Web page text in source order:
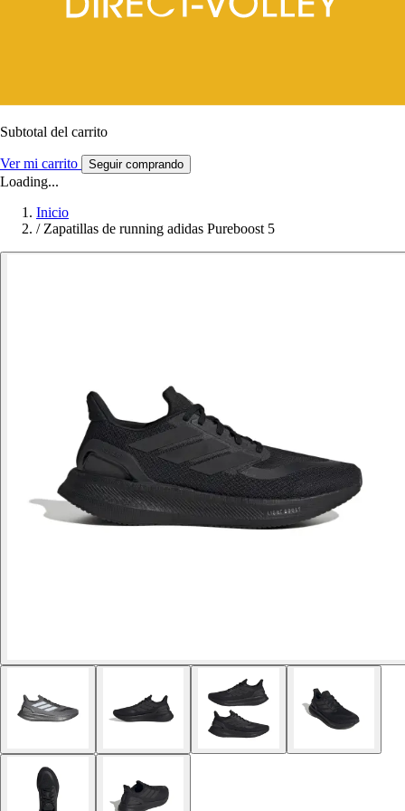
Subtotal del carrito
Ver mi carrito Seguir comprando
Loading...
Inicio
/ Zapatillas de running adidas Pureboost 5